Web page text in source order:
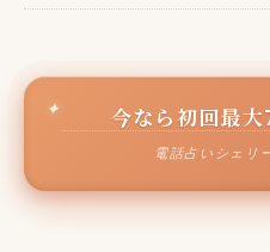
今なら初回最
電話占いシェリ